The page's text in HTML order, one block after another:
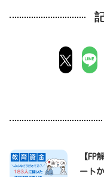
【FP
ート